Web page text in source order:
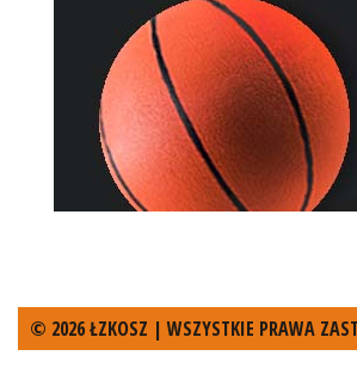
© 2026 ŁZKOSZ | WSZYSTKIE PRAWA